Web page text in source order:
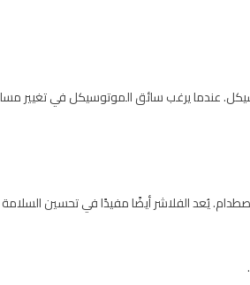
عندما يرغب سائق الموتوسيكل في تغيير
يُعد الفلاشر أيضًا مفيدًا في تحسين